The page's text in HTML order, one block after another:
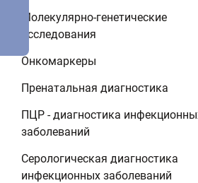
Молекулярно-генетические
исследования
Онкомаркеры
Пренатальная диагностика
ПЦР - диагностика
заболеваний
Серологическая диагностика
инфекционных заболеваний